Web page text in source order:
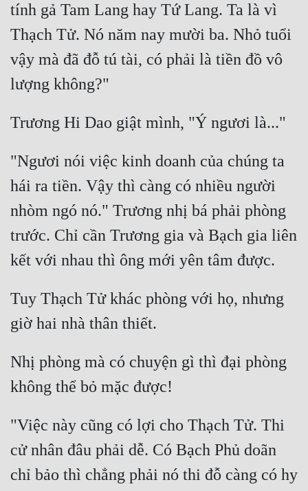
tính gả Tam Lang hay Tứ Lang. Ta là vì
Thạch Tử. Nó năm nay mười ba. Nhỏ tuổi
vậy mà đã đỗ tú tài, có phải là tiền đồ vô
"Ngươi nói việc kinh doanh của chúng ta
hái ra tiền. Vậy thì càng có nhiều người
nhòm ngó nó." Trương nhị bá phải phòng
trước. Chỉ cần Trương gia và Bạch gia liên
Tuy Thạch Tử khác phòng với họ, nhưng
Nhị phòng mà có chuyện gì thì đại phòng
"Việc này cũng có lợi cho Thạch Tử. Thi
cử nhân đâu phải dễ. Có Bạch Phủ doãn
chỉ bảo thì chẳng phải nó thi đỗ càng có hy